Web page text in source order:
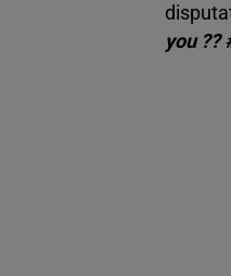
you ??